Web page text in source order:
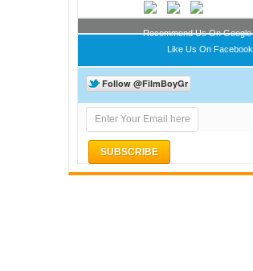
Recommend Us On Google
Like Us On Facebook